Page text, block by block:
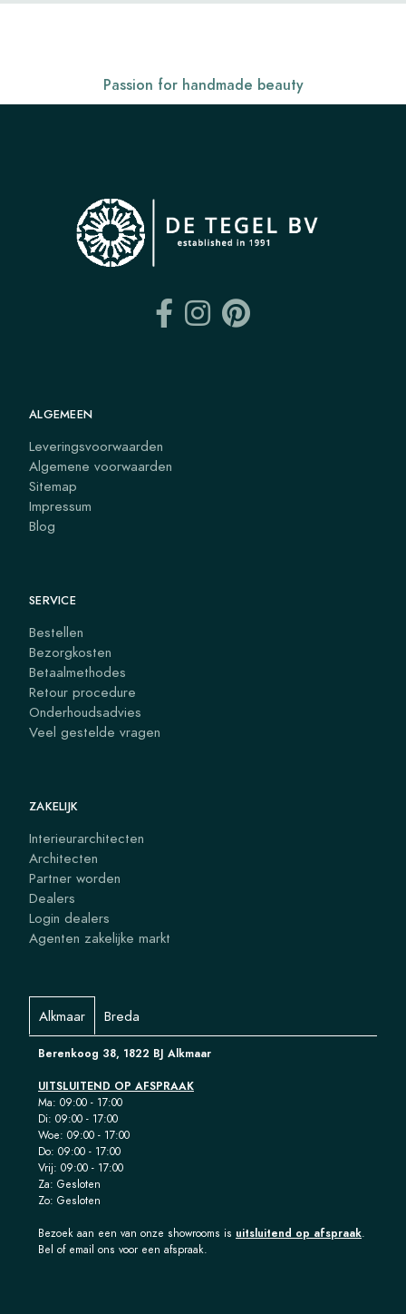
Passion for handmade beauty
ALGEMEEN
Leveringsvoorwaarden
Algemene voorwaarden
Sitemap
Impressum
Blog
SERVICE
Bestellen
Bezorgkosten
Betaalmethodes
Retour procedure
Onderhoudsadvies
Veel gestelde vragen
ZAKELIJK
Interieurarchitecten
Architecten
Partner worden
Dealers
Login dealers
Agenten zakelijke markt
Alkmaar Breda
Berenkoog 38, 1822 BJ Alkmaar
UITSLUITEND OP AFSPRAAK
Ma: 09:00 - 17:00
Di: 09:00 - 17:00
Woe: 09:00 - 17:00
Do: 09:00 - 17:00
Vrij: 09:00 - 17:00
Za: Gesloten
Zo: Gesloten
Bezoek aan een van onze showrooms is uitsluitend op afspraak.
Bel of email ons voor een afspraak.